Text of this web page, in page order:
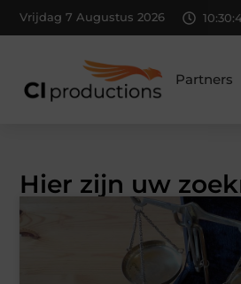
Vrijdag 7 Augustus 2026
Partners
Hier zijn uw